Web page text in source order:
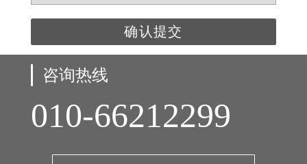
咨询热线
010-66212299